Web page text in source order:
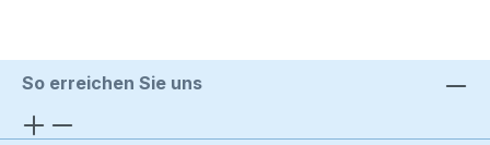
So erreichen Sie uns